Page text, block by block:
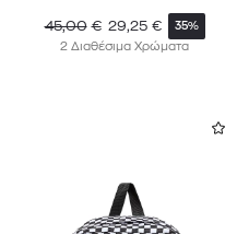
45,00 € 29,25 € 35%
2 Διαθέσιμα Χρώματα